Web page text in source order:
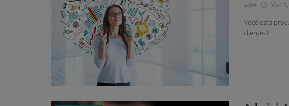
adm Mar 6,
Você está
clientes?
Clube de Negócios
3 canais para divulgar o seu clube de
vantagens